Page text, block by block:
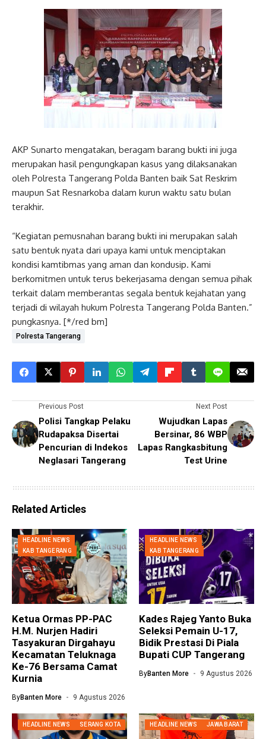
AKP Sunarto mengatakan, beragam barang bukti ini juga
merupakan hasil pengungkapan kasus yang dilaksanakan
oleh Polresta Tangerang Polda Banten baik Sat Reskrim
maupun Sat Resnarkoba dalam kurun waktu satu bulan
terakhir.
“Kegiatan pemusnahan barang bukti ini merupakan salah
satu bentuk nyata dari upaya kami untuk menciptakan
kondisi kamtibmas yang aman dan kondusip. Kami
berkomitmen untuk terus bekerjasama dengan semua pihak
terkait dalam memberantas segala bentuk kejahatan yang
terjadi di wilayah hukum Polresta Tangerang Polda Banten.”
pungkasnya. [*/red bm]
Polresta Tangerang
Previous Post
Polisi Tangkap Pelaku
Rudapaksa Disertai
Pencurian di Indekos
Neglasari Tangerang
Next Post
Wujudkan Lapas
Bersinar, 86 WBP
Lapas Rangkasbitung
Test Urine
Related Articles
HEADLINE NEWS
KAB TANGERANG
Ketua Ormas PP-PAC
H.M. Nurjen Hadiri
Tasyakuran Dirgahayu
Kecamatan Teluknaga
Ke-76 Bersama Camat
Kurnia
ByBanten More 9 Agustus 2026
HEADLINE NEWS
KAB TANGERANG
Kades Rajeg Yanto Buka
Seleksi Pemain U-17,
Bidik Prestasi Di Piala
Bupati CUP Tangerang
ByBanten More 9 Agustus 2026
HEADLINE NEWS SERANG KOTA HEADLINE NEWS JAWA BARAT